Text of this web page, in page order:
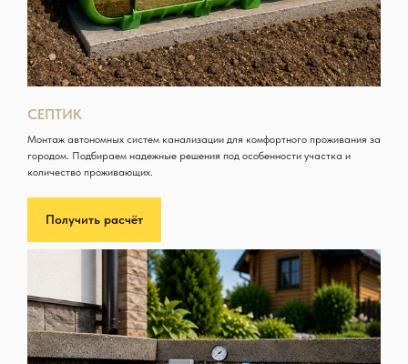
СЕПТИК
Монтаж автономных систем канализации для комфортного проживания за
городом. Подбираем надежные решения под особенности участка и
количество проживающих.
Получить расчёт